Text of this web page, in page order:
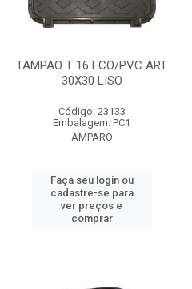
TAMPAO T 16 ECO/PVC ART
30X30 LISO
Código: 23133
Embalagem: PC1
AMPARO
Faça seu login ou
cadastre-se para
ver preços e
comprar